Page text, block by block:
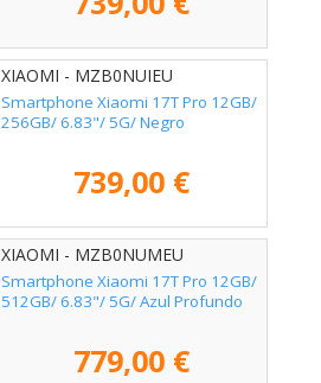
XIAOMI - MZB0NUIEU
Smartphone Xiaomi 17T Pro 12GB/
256GB/ 6.83"/ 5G/ Negro
739,00 €
XIAOMI - MZB0NUMEU
Smartphone Xiaomi 17T Pro 12GB/
512GB/ 6.83"/ 5G/ Azul Profundo
779,00 €